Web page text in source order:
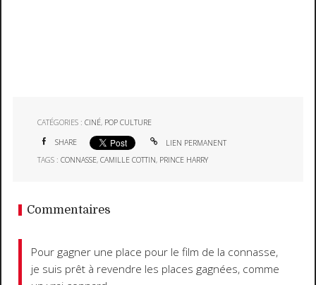
CATÉGORIES :CINÉ, POP CULTURE
SHARE
LIEN PERMANENT
TAGS :CONNASSE,CAMILLE COTTIN, PRINCE HARRY
Commentaires
Pour gagner une place pour le film de la connasse,
je suis prêt à revendre les places gagnées, comme